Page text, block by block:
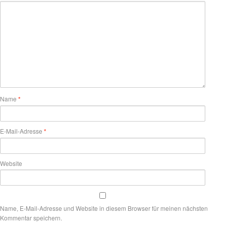
Name *
E-Mail-Adresse *
Website
Name, E-Mail-Adresse und Website in diesem Browser für meinen nächsten
Kommentar speichern.